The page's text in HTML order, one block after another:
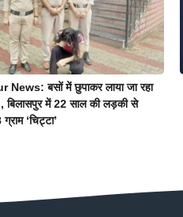
News: बसों में छुपाकर लाया जा रहा
बिलासपुर में 22 साल की लड़की से
‘चिट्टा’